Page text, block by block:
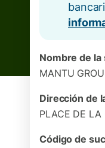
Nombre de la
MANTU
Dirección de
PLACE DE LA
Código de